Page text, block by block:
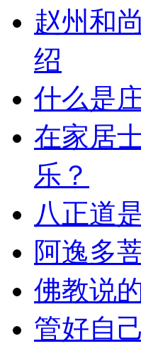
赵州和
绍
什么是
在家居
乐？
八正道
阿逸多
佛教说
管好自